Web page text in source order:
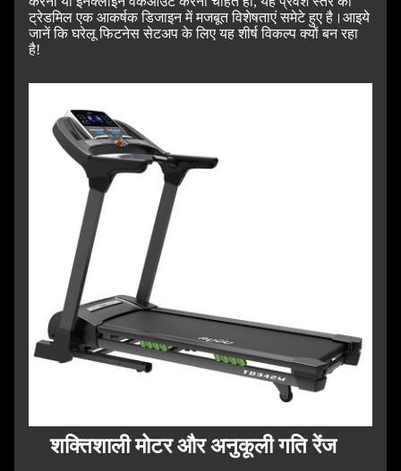
ट्रेडमिल एक आकर्षक डिजाइन में मजबूत विशेषताएं समेटे हुए है। आइये
जानें कि घरेलू फिटनेस सेटअप के लिए यह शीर्ष विकल्प क्यों बन रहा
है!
शक्तिशाली मोटर और अनुकूली गति रेंज